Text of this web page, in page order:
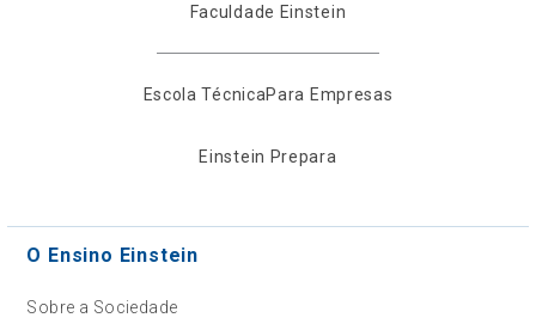
Faculdade Einstein
Escola TécnicaPara Empresas
Einstein Prepara
O Ensino Einstein
Sobre a Sociedade